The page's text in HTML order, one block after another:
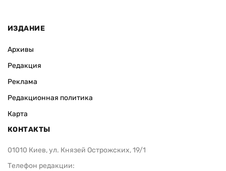
ИЗДАНИЕ
Архивы
Редакция
Реклама
Редакционная политика
Карта
КОНТАКТЫ
01010 Киев, ул. Князей Острожских, 19/1
Телефон редакции: